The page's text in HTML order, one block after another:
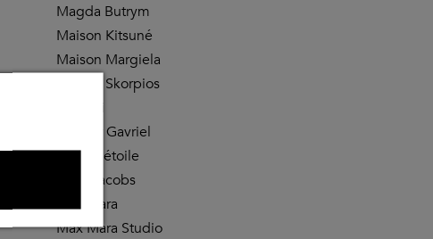
Magda Butrym
Maison Kitsuné
Maison Margiela
Maison Skorpios
Mansur Gavriel
Marant étoile
Marc Jacobs
Max Mara
Max Mara Studio